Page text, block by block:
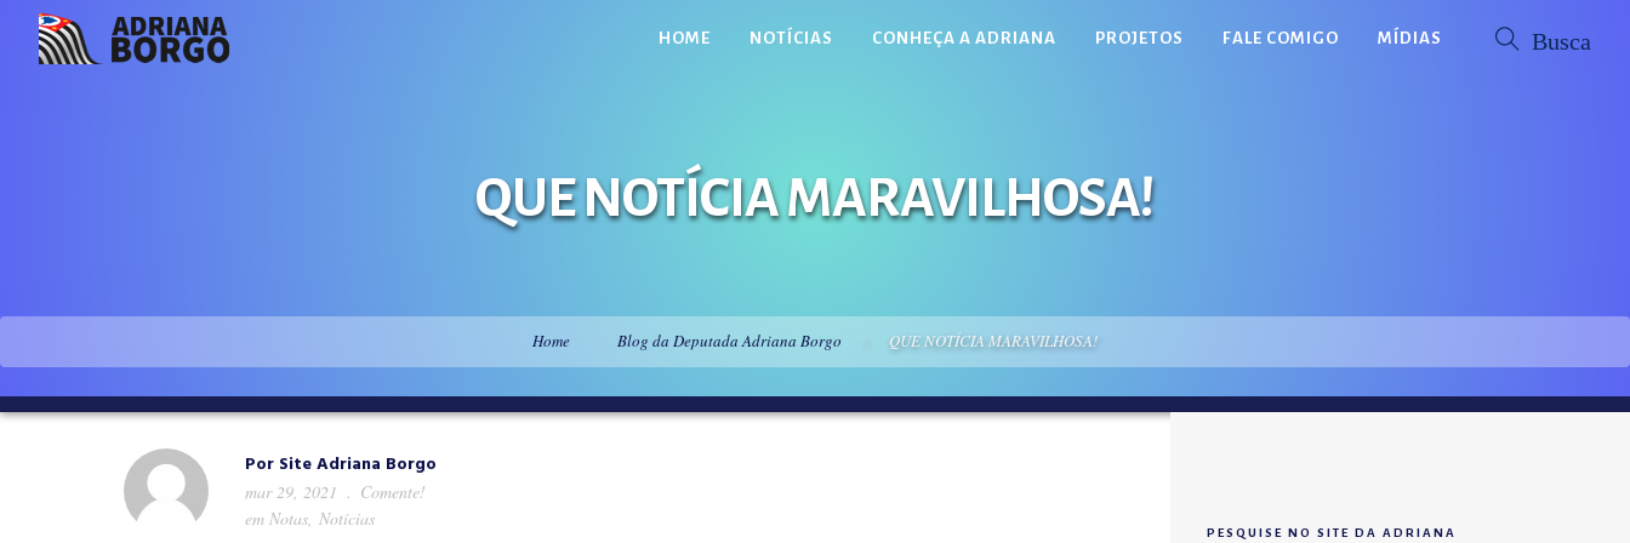
HOME NOTÍCIAS CONHEÇA A ADRIANA PROJETOS FALE COMIGO MÍDIAS
QUE NOTÍCIA MARAVILHOSA!
Home Blog da Deputada Adriana Borgo QUE NOTÍCIA MARAVILHOSA!
Por Site Adriana Borgo
mar 29, 2021
Comente!
em Notas, Notícias
PESQUISE NO SITE DA ADRIANA